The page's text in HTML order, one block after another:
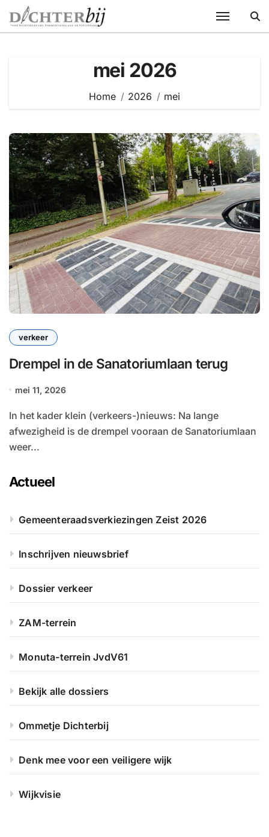
naar
de
mei 2026
Home 2026 mei
verkeer
Drempel in de Sanatoriumlaan terug
mei 11, 2026
In het kader klein (verkeers-)nieuws: Na lange
afwezigheid is de drempel vooraan de Sanatoriumlaan
weer...
Actueel
Gemeenteraadsverkiezingen Zeist 2026
Inschrijven nieuwsbrief
Dossier verkeer
ZAM-terrein
Monuta-terrein JvdV61
Bekijk alle dossiers
Ommetje Dichterbij
Denk mee voor een veiligere wijk
Wijkvisie